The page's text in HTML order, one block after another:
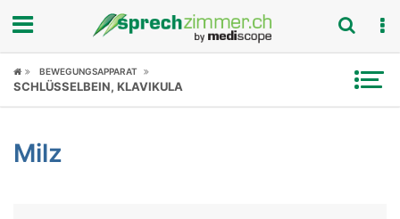
Fokus
Symptome
BEWEGUNGSAPPARAT
SCHLÜSSELBEIN, KLAVIKULA
Milz